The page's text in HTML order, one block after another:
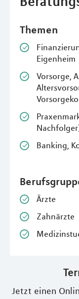
Themen
Eigenheim
Vorsorge,
Banking,
Ärzte
Zahnärzte
Jetzt einen